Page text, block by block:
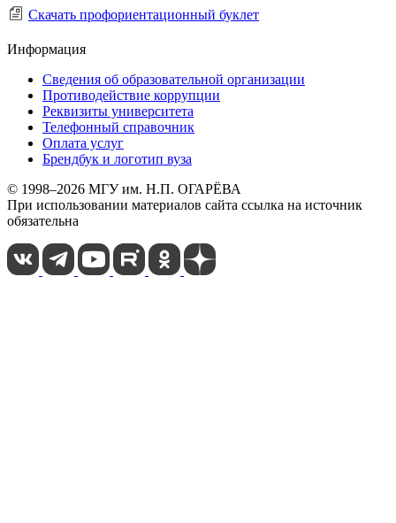
Скачать профориентационный буклет
Информация
Сведения об образовательной организации
Противодействие коррупции
Реквизиты университета
Телефонный справочник
Оплата услуг
Брендбук и логотип вуза
© 1998–2026 МГУ им. Н.П. ОГАРЁВА
При использовании материалов сайта ссылка на источник
обязательна